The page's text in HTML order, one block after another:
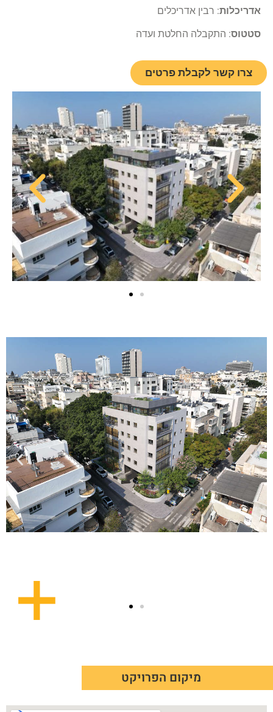
אדריכלות: רבין אדריכלים
סטטוס: התקבלה החלטת ועדה
צרו קשר לקבלת פרטים
מיקום הפרויקט